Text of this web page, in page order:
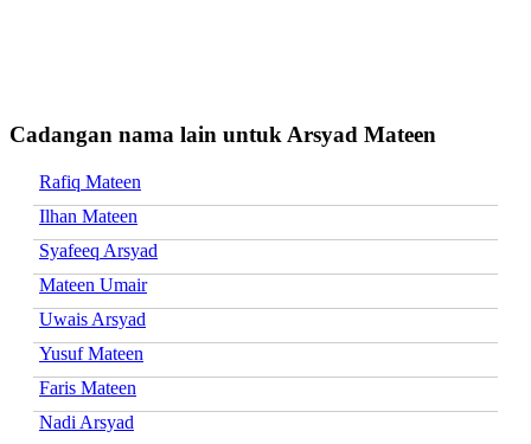
Cadangan nama lain untuk Arsyad Mateen
Rafiq Mateen
Ilhan Mateen
Syafeeq Arsyad
Mateen Umair
Uwais Arsyad
Yusuf Mateen
Faris Mateen
Nadi Arsyad